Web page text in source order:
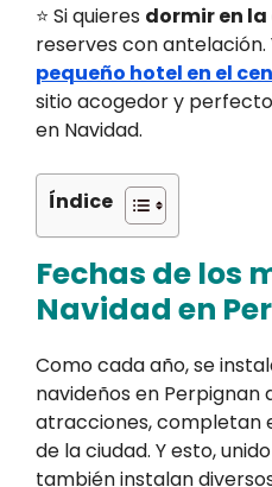
⭐ Si quieres dormir en
reserves con antelación.
pequeño hotel en el
sitio acogedor y
en Navidad.
Índice
Fechas de los
Navidad en
Como cada año, se
navideños en Perpignan
atracciones, completan
de la ciudad. Y esto,
también instalan